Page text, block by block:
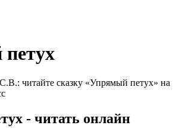
читайте сказку «Упрямый петух» на
- читать онлайн